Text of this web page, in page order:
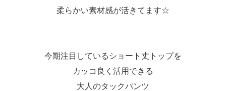
柔らかい素材感が活きてます☆
今期注目しているショート丈トップを
カッコ良く活用できる
大人のタックパンツ